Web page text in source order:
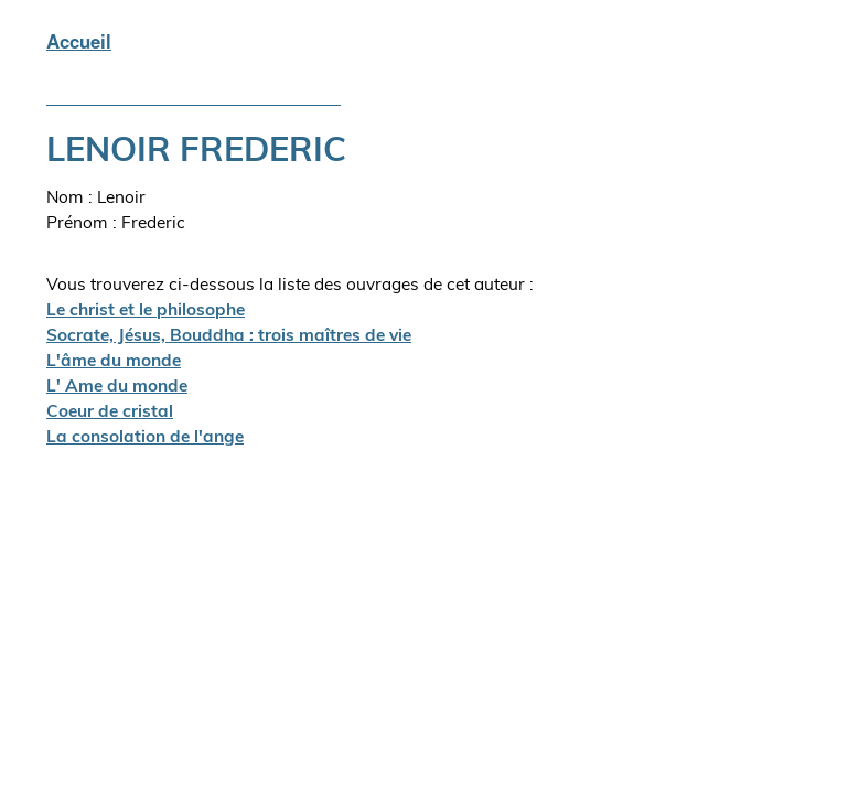
Accueil
LENOIR FREDERIC
Nom : Lenoir
Prénom : Frederic
Vous trouverez ci-dessous la liste des ouvrages de cet auteur :
Le christ et le philosophe
Socrate, Jésus, Bouddha : trois maîtres de vie
L'âme du monde
L' Ame du monde
Coeur de cristal
La consolation de l'ange